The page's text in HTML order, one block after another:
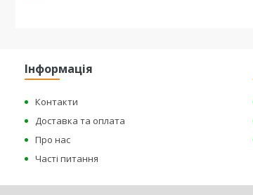
Інформація
Контакти
Доставка та оплата
Про нас
Часті питання